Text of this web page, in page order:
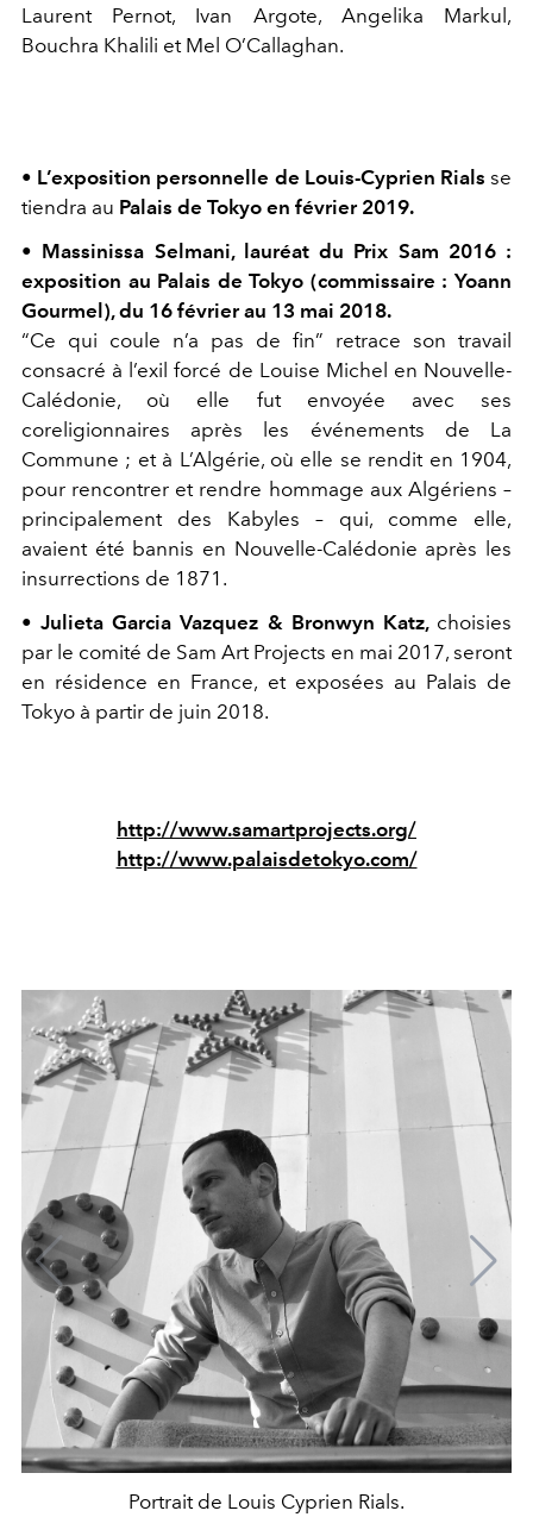
Laurent Pernot, Ivan Argote, Angelika Markul,
Bouchra Khalili et Mel O’Callaghan.
• L’exposition personnelle de Louis-Cyprien Rials se
tiendra au Palais de Tokyo en février 2019.
• Massinissa Selmani, lauréat du Prix Sam 2016 :
exposition au Palais de Tokyo (commissaire : Yoann
Gourmel), du 16 février au 13 mai 2018.
“Ce qui coule n’a pas de fin” retrace son travail
consacré à l’exil forcé de Louise Michel en Nouvelle-
Calédonie, où elle fut envoyée avec ses
coreligionnaires après les événements de La
Commune ; et à L’Algérie, où elle se rendit en 1904,
pour rencontrer et rendre hommage aux Algériens –
principalement des Kabyles – qui, comme elle,
avaient été bannis en Nouvelle-Calédonie après les
insurrections de 1871.
• Julieta Garcia Vazquez & Bronwyn Katz, choisies
par le comité de Sam Art Projects en mai 2017, seront
en résidence en France, et exposées au Palais de
Tokyo à partir de juin 2018.
http://www.samartprojects.org/
http://www.palaisdetokyo.com/
Portrait de Louis Cyprien Rials.